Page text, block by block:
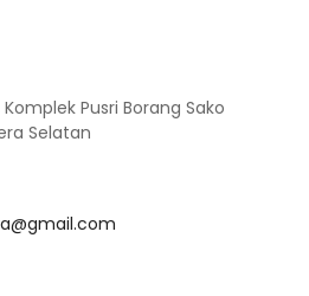
Komplek Pusri Borang Sako
Selatan